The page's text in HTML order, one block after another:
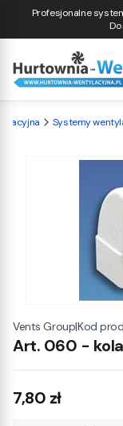
Profesjonalne
Systemy
Vents Group|Kod
Art. 060 -
Cena
7,80 zł